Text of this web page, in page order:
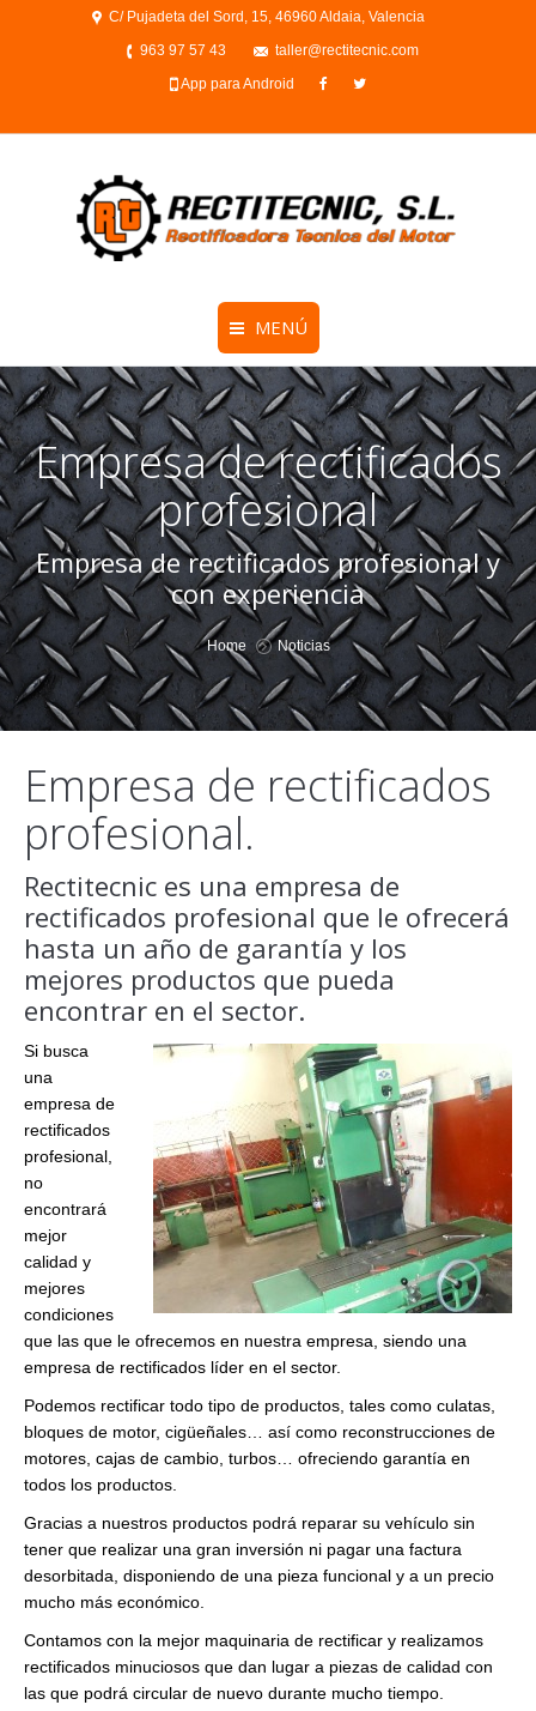
C/ Pujadeta del Sord, 15, 46960 Aldaia, Valencia
963 97 57 43
taller@rectitecnic.com
App para Android
MENÚ
Empresa de rectificados
profesional
Empresa de rectificados profesional y
con experiencia
You are here: Home Noticias
Empresa de rectificados
profesional.
Rectitecnic es una empresa de
rectificados profesional que le ofrecerá
hasta un año de garantía y los
mejores productos que pueda
encontrar en el sector.
Si busca
una
empresa de
rectificados
profesional,
no
encontrará
mejor
calidad y
mejores
condiciones
que las que le ofrecemos en nuestra empresa, siendo una
empresa de rectificados líder en el sector.
Podemos rectificar todo tipo de productos, tales como culatas,
bloques de motor, cigüeñales… así como reconstrucciones de
motores, cajas de cambio, turbos… ofreciendo garantía en
todos los productos.
Gracias a nuestros productos podrá reparar su vehículo sin
tener que realizar una gran inversión ni pagar una factura
desorbitada, disponiendo de una pieza funcional y a un precio
mucho más económico.
Contamos con la mejor maquinaria de rectificar y realizamos
rectificados minuciosos que dan lugar a piezas de calidad con
las que podrá circular de nuevo durante mucho tiempo.